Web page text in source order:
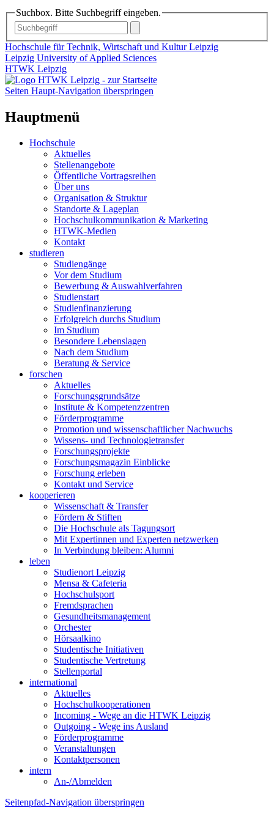
Suchbox. Bitte Suchbegriff eingeben.
Hochschule für Technik, Wirtschaft und Kultur Leipzig
Leipzig University of Applied Sciences
HTWK Leipzig
Seiten Haupt-Navigation überspringen
Hauptmenü
Hochschule
Aktuelles
Stellenangebote
Öffentliche Vortragsreihen
Über uns
Organisation & Struktur
Standorte & Lageplan
Hochschulkommunikation & Marketing
HTWK-Medien
Kontakt
studieren
Studiengänge
Vor dem Studium
Bewerbung & Auswahlverfahren
Studienstart
Studienfinanzierung
Erfolgreich durchs Studium
Im Studium
Besondere Lebenslagen
Nach dem Studium
Beratung & Service
forschen
Aktuelles
Forschungsgrundsätze
Institute & Kompetenzzentren
Förderprogramme
Promotion und wissenschaftlicher Nachwuchs
Wissens- und Technologietransfer
Forschungsprojekte
Forschungsmagazin Einblicke
Forschung erleben
Kontakt und Service
kooperieren
Wissenschaft & Transfer
Fördern & Stiften
Die Hochschule als Tagungsort
Mit Expertinnen und Experten netzwerken
In Verbindung bleiben: Alumni
leben
Studienort Leipzig
Mensa & Cafeteria
Hochschulsport
Fremdsprachen
Gesundheitsmanagement
Orchester
Hörsaalkino
Studentische Initiativen
Studentische Vertretung
Stellenportal
international
Aktuelles
Hochschulkooperationen
Incoming - Wege an die HTWK Leipzig
Outgoing - Wege ins Ausland
Förderprogramme
Veranstaltungen
Kontaktpersonen
intern
An-/Abmelden
Seitenpfad-Navigation überspringen